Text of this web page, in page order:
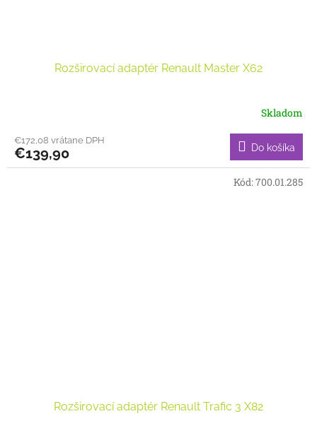
Rozširovací adaptér Renault Master X62
Skladom
€172,08 vrátane DPH
€139,90 Do košíka
Rozširovací adaptér Renault Trafic 3 X82
Kód:700.01.285